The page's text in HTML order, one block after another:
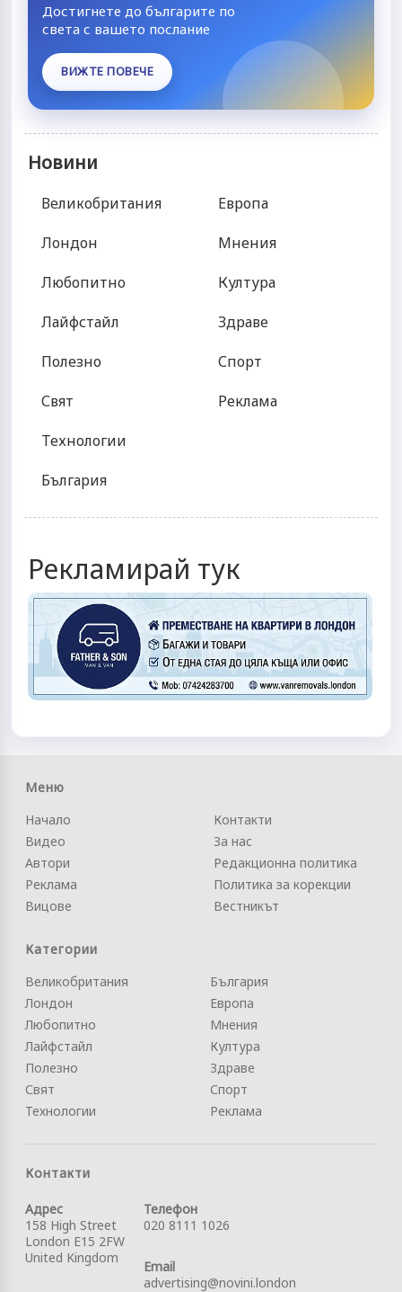
Достигнете до българите по
света с вашето послание
ВИЖТЕ ПОВЕЧЕ
Новини
Великобритания
Лондон
Любопитно
Лайфстайл
Полезно
Свят
Технологии
България
Европа
Мнения
Култура
Здраве
Спорт
Реклама
Рекламирай тук
Меню
Начало
Видео
Автори
Реклама
Вицове
Контакти
За нас
Редакционна политика
Политика за корекции
Вестникът
Категории
Великобритания
Лондон
Любопитно
Лайфстайл
Полезно
Свят
Технологии
България
Европа
Мнения
Култура
Здраве
Спорт
Реклама
Контакти
Адрес
158 High Street
London E15 2FW
United Kingdom
Телефон
020 8111 1026
Email
advertising@novini.london